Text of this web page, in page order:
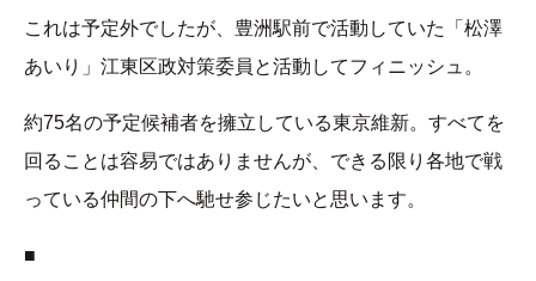
これは予定外でしたが、豊洲駅前で活動していた「松澤
あいり」江東区政対策委員と活動してフィニッシュ。
約75名の予定候補者を擁立している東京維新。すべてを
回ることは容易ではありませんが、できる限り各地で戦
っている仲間の下へ馳せ参じたいと思います。
■